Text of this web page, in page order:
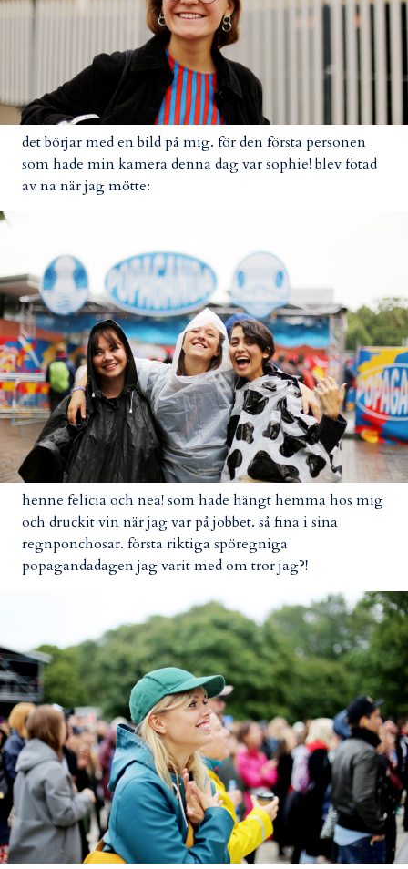
det börjar med en bild på mig. för den första personen
som hade min kamera denna dag var sophie! blev fotad
av na när jag mötte:
henne felicia och nea! som hade hängt hemma hos mig
och druckit vin när jag var på jobbet. så fina i sina
regnponchosar. första riktiga spöregniga
popagandadagen jag varit med om tror jag?!